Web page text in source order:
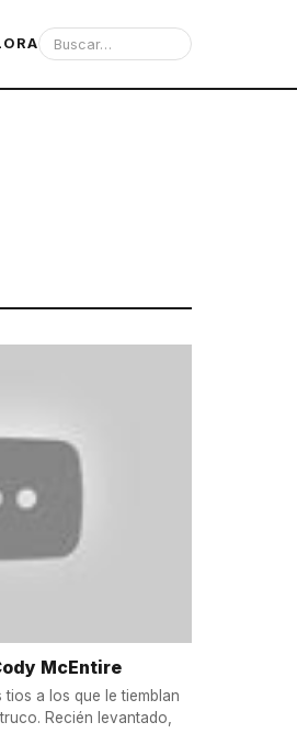
McEntire
a los que le tiemblan
Recién levantado,